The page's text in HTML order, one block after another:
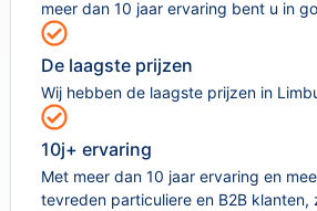
meer dan 10 jaar ervaring bent u in
De laagste prijzen
Wij hebben de laagste prijzen in
10j+ ervaring
Met meer dan 10 jaar ervaring en
tevreden particuliere en B2B klanten,